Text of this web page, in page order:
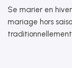
Se marier en
mariage hors
traditionnellement